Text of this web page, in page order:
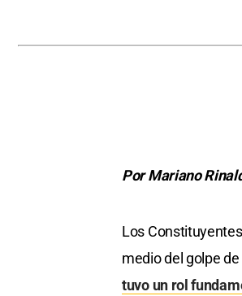
Por Mariano
Los
medio del golpe
tuvo un rol